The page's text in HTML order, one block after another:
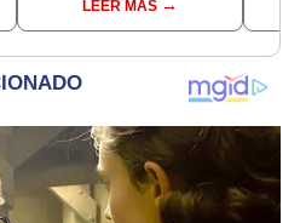
indocumentados con
esta estrategia
LEER MÁS